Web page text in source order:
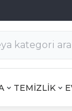
TEMİZLİK